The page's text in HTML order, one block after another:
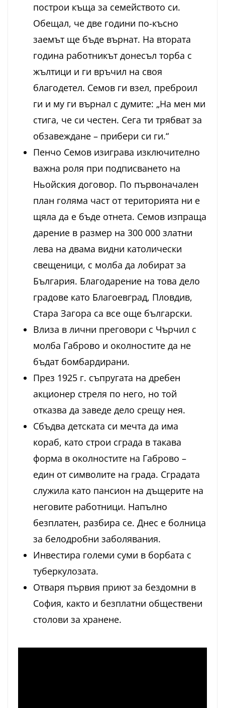
построи къща за семейството си.
Обещал, че две години по-късно
заемът ще бъде върнат. На втората
година работникът донесъл торба с
жълтици и ги връчил на своя
благодетел. Семов ги взел, преброил
ги и му ги върнал с думите: „На мен ми
стига, че си честен. Сега ти трябват за
обзавеждане – прибери си ги.“
Пенчо Семов изиграва изключително
важна роля при подписването на
Ньойския договор. По първоначален
план голяма част от територията ни е
щяла да е бъде отнета. Семов изпраща
дарение в размер на 300 000 златни
лева на двама видни католически
свещеници, с молба да лобират за
България. Благодарение на това дело
градове като Благоевград, Пловдив,
Стара Загора са все още български.
Влиза в лични преговори с Чърчил с
молба Габрово и околностите да не
бъдат бомбардирани.
През 1925 г. съпругата на дребен
акционер стреля по него, но той
отказва да заведе дело срещу нея.
Сбъдва детската си мечта да има
кораб, като строи сграда в такава
форма в околностите на Габрово –
един от символите на града. Сградата
служила като пансион на дъщерите на
неговите работници. Напълно
безплатен, разбира се. Днес е болница
за белодробни заболявания.
Инвестира големи суми в борбата с
туберкулозата.
Отваря първия приют за бездомни в
София, както и безплатни обществени
столови за хранене.